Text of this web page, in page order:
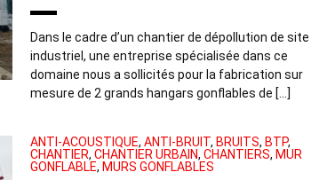
Dans le cadre d’un chantier de dépollution de site
industriel, une entreprise spécialisée dans ce
domaine nous a sollicités pour la fabrication sur
mesure de 2 grands hangars gonflables de […]
ANTI-ACOUSTIQUE, ANTI-BRUIT, BRUITS, BTP,
CHANTIER, CHANTIER URBAIN, CHANTIERS, MUR
GONFLABLE, MURS GONFLABLES